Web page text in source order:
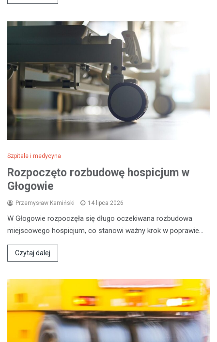
Szpitale i medycyna
Rozpoczęto rozbudowę hospicjum w
Głogowie
Przemysław Kamiński 14 lipca 2026
W Głogowie rozpoczęła się długo oczekiwana rozbudowa
miejscowego hospicjum, co stanowi ważny krok w poprawie…
Czytaj dalej